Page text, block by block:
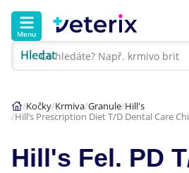
Menu
Hledat
Hlavní kategorie
Akce
Kočky Krmiva Granule Hill's
Hill’s Prescription Diet T/D Dental Care
Hill's Fel. PD